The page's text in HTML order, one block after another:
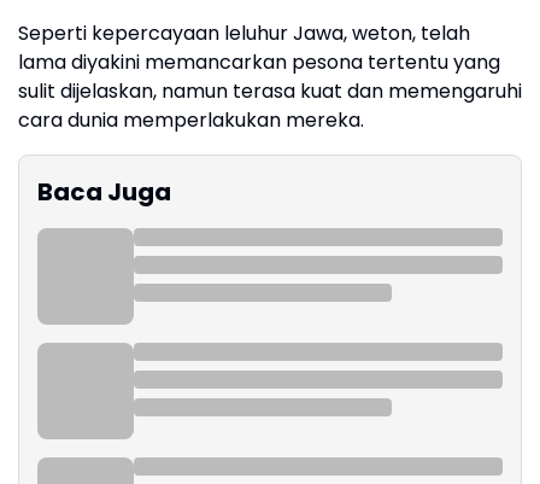
Seperti kepercayaan leluhur Jawa, weton, telah
lama diyakini memancarkan pesona tertentu yang
sulit dijelaskan, namun terasa kuat dan memengaruhi
cara dunia memperlakukan mereka.
Baca Juga